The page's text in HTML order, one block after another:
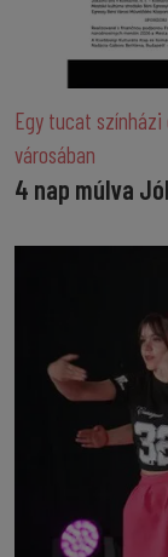
Egy tucat színházi
városában
4 nap múlva